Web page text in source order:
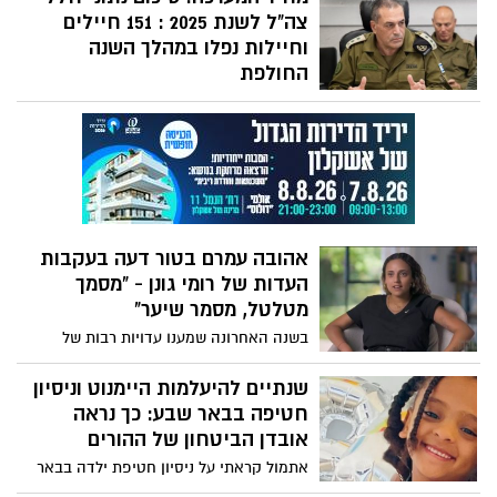
צה"ל לשנת 2025 : 151 חיילים
וחיילות נפלו במהלך השנה
החולפת
אגף כוח האדם פרסם את הנתונים השנתיים:
151 חיילים וחיילות נפלו במהלך השנה
החולפת, רובם בפעילות מבצעית. בצה"ל
שמים דגש מיוחד על המענה הנפשי ועל
המאבק בתופעת האובדנות בקרב המשרתים.
אהובה עמרם בטור דעה בעקבות
העדות של רומי גונן - "מסמך
מטלטל, מסמר שיער"
בשנה האחרונה שמענו עדויות רבות של
חטופות וחטופים שחזרו מהשבי בעזה. סיפורי
הישרדות קשים, רגעים בלתי נתפסים של
אכזריות חסרת צלם אנוש. נדמה שכבר
נחשפנו להכול. ואז מגיעה העדות של רומי גונן
שנתיים להיעלמות היימנוט וניסיון
חטיפה בבאר שבע: כך נראה
אובדן הביטחון של ההורים
אתמול קראתי על ניסיון חטיפת ילדה בבאר
שבע. לכאורה, המקרה הסתיים בלי פגיעה,